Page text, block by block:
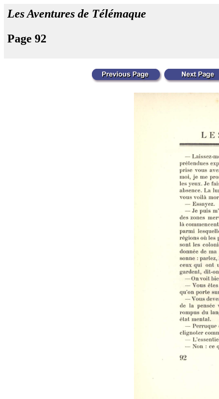
Les Aventures de Télémaque
Page 92